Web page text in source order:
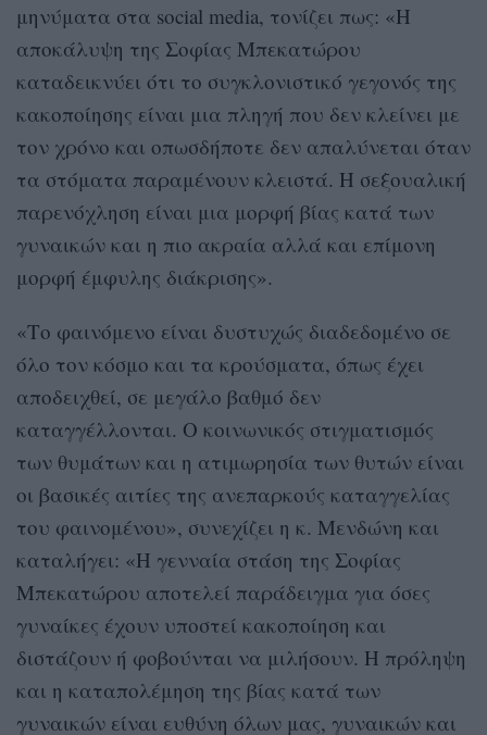
μηνύματα στα social media, τονίζει πως: «Η
αποκάλυψη της Σοφίας Μπεκατώρου
καταδεικνύει ότι το συγκλονιστικό γεγονός της
κακοποίησης είναι μια πληγή που δεν κλείνει με
τον χρόνο και οπωσδήποτε δεν απαλύνεται όταν
τα στόματα παραμένουν κλειστά. Η σεξουαλική
παρενόχληση είναι μια μορφή βίας κατά των
γυναικών και η πιο ακραία αλλά και επίμονη
μορφή έμφυλης διάκρισης».
«Το φαινόμενο είναι δυστυχώς διαδεδομένο σε
όλο τον κόσμο και τα κρούσματα, όπως έχει
αποδειχθεί, σε μεγάλο βαθμό δεν
καταγγέλλονται. Ο κοινωνικός στιγματισμός
των θυμάτων και η ατιμωρησία των θυτών είναι
οι βασικές αιτίες της ανεπαρκούς καταγγελίας
του φαινομένου», συνεχίζει η κ. Μενδώνη και
καταλήγει: «Η γενναία στάση της Σοφίας
Μπεκατώρου αποτελεί παράδειγμα για όσες
γυναίκες έχουν υποστεί κακοποίηση και
διστάζουν ή φοβούνται να μιλήσουν. Η πρόληψη
και η καταπολέμηση της βίας κατά των
γυναικών είναι ευθύνη όλων μας, γυναικών και